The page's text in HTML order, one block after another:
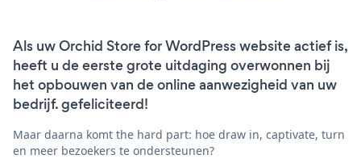
Als uw Orchid Store for WordPress website actief is,
heeft u de eerste grote uitdaging overwonnen bij
het opbouwen van de online aanwezigheid van uw
bedrijf. gefeliciteerd!
Maar daarna komt the hard part: hoe draw in, captivate, turn
en meer bezoekers te ondersteunen?